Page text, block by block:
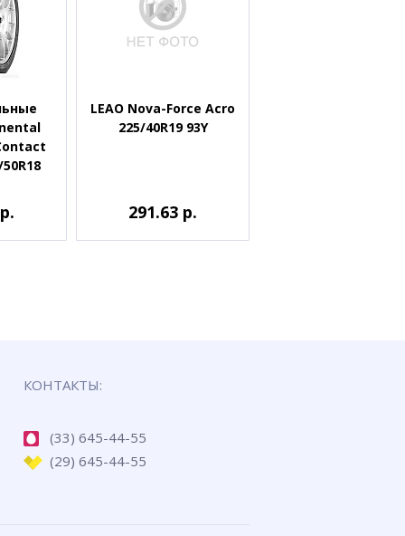
LEAO Nova-Force Acro
225/40R19 93Y
291.63 р.
КОНТАКТЫ:
(33) 645-44-55
(29) 645-44-55